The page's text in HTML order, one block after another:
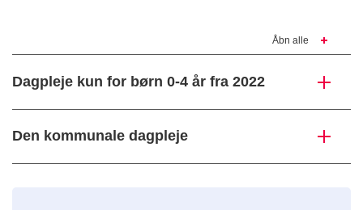
Åbn alle
Dagpleje kun for børn 0-4 år fra 2022
Den kommunale dagpleje